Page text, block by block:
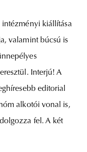
intézményi kiállítása
valamint búcsú is
Interjú! A
editorial
alkotói vonal is,
fel. A két